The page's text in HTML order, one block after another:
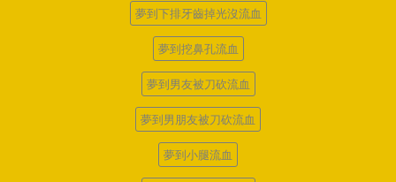
夢到下排牙齒掉光沒流血
夢到挖鼻孔流血
夢到男友被刀砍流血
夢到男朋友被刀砍流血
夢到小腿流血